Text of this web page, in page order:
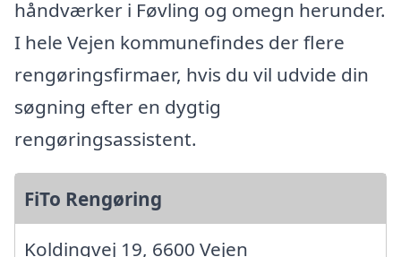
håndværker i Føvling og omegn herunder.
I hele Vejen kommunefindes der flere
rengøringsfirmaer, hvis du vil udvide din
søgning efter en dygtig
rengøringsassistent.
FiTo Rengøring
Koldingvej 19, 6600 Vejen